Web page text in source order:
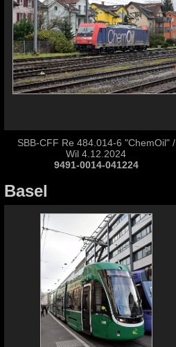
SBB-CFF Re 484.014-6 "ChemOil" /
Wil 4.12.2024
9491-0014-041224
Basel